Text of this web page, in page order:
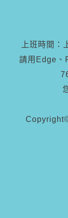
上班時間
請用Edge、